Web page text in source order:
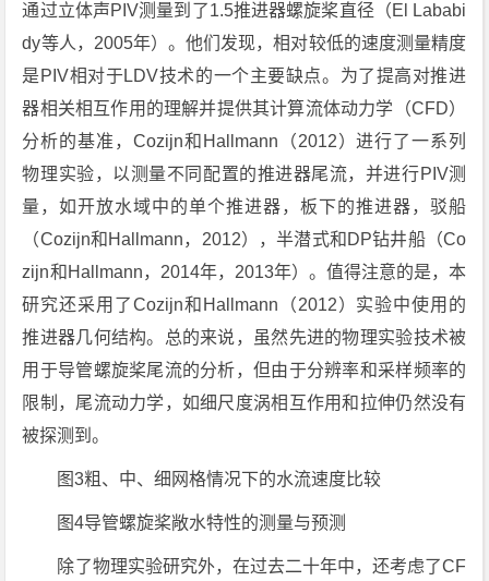
通过立体声PIV测量到了1.5推进器螺旋桨直径（El Lababi
dy等人，2005年）。他们发现，相对较低的速度测量精度
是PIV相对于LDV技术的一个主要缺点。为了提高对推进
器相关相互作用的理解并提供其计算流体动力学（CFD）
分析的基准，Cozijn和Hallmann（2012）进行了一系列
物理实验，以测量不同配置的推进器尾流，并进行PIV测
量，如开放水域中的单个推进器，板下的推进器，驳船
（Cozijn和Hallmann，2012），半潜式和DP钻井船（Co
zijn和Hallmann，2014年，2013年）。值得注意的是，本
研究还采用了Cozijn和Hallmann（2012）实验中使用的
推进器几何结构。总的来说，虽然先进的物理实验技术被
用于导管螺旋桨尾流的分析，但由于分辨率和采样频率的
限制，尾流动力学，如细尺度涡相互作用和拉伸仍然没有
被探测到。
图3粗、中、细网格情况下的水流速度比较
图4导管螺旋桨敞水特性的测量与预测
除了物理实验研究外，在过去二十年中，还考虑了CF